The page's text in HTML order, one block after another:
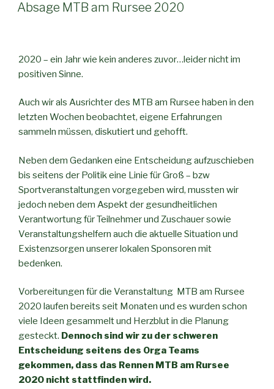
AM
Absage MTB am Rursee 2020
2020 – ein Jahr wie kein anderes zuvor…leider nicht im
positiven Sinne.
Auch wir als Ausrichter des MTB am Rursee haben in den
letzten Wochen beobachtet, eigene Erfahrungen
sammeln müssen, diskutiert und gehofft.
Neben dem Gedanken eine Entscheidung aufzuschieben
bis seitens der Politik eine Linie für Groß – bzw
Sportveranstaltungen vorgegeben wird, mussten wir
jedoch neben dem Aspekt der gesundheitlichen
Verantwortung für Teilnehmer und Zuschauer sowie
Veranstaltungshelfern auch die aktuelle Situation und
Existenzsorgen unserer lokalen Sponsoren mit
bedenken.
Vorbereitungen für die Veranstaltung MTB am Rursee
2020 laufen bereits seit Monaten und es wurden schon
viele Ideen gesammelt und Herzblut in die Planung
gesteckt. Dennoch sind wir zu der schweren
Entscheidung seitens des Orga Teams
gekommen, dass das Rennen MTB am Rursee
2020 nicht stattfinden wird.